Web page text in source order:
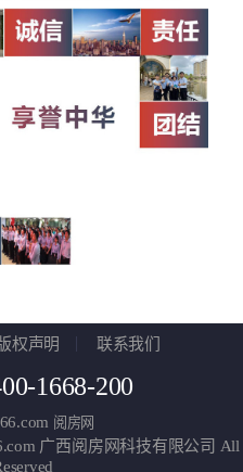
权声明 联系我们
1668-200
阅房网
广西阅房网科技有限公司 All